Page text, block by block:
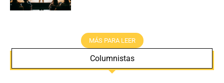
MÁS PARA LEER
Columnistas